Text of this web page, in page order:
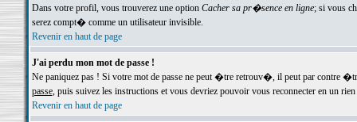
Dans votre profil, vous trouverez une option Cacher sa pr�sence en ligne; si vous
serez compt� comme un utilisateur invisible.
Revenir en haut de page
J'ai perdu mon mot de passe !
Ne paniquez pas ! Si votre mot de passe ne peut �tre retrouv�, il peut par contre
passe, puis suivez les instructions et vous devriez pouvoir vous reconnecter en un rien
Revenir en haut de page